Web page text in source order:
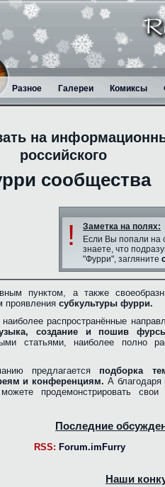
Разное Галереи Комиксы
на
российского
сообщества
!
Заметка на полях:
Если Вы попали на
знаете, что
"Фурри", загляните
пунктом, а также
проявления субкультуры фурри.
распространённые
создание и пошив
статьями, наиболее полно
предлагается подборка
и конференциям. А
продемонстрировать
Последние
RSS: Forum.imFurry
Наши